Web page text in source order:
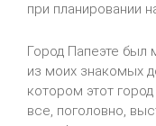
при планировании
Город Папеэте был
из моих знакомых
котором этот
все, поголовно,